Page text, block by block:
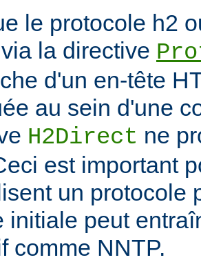
le protocole h2
la directive
d'un en-tête
au sein d'une
H2Direct ne
est important
un protocole
initiale peut
comme NNTP.